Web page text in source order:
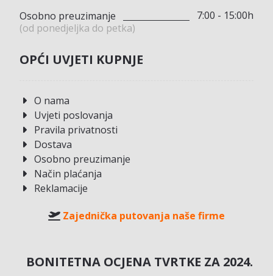
Osobno preuzimanje
(od ponedjeljka do petka)
7:00 - 15:00h
OPĆI UVJETI KUPNJE
O nama
Uvjeti poslovanja
Pravila privatnosti
Dostava
Osobno preuzimanje
Način plaćanja
Reklamacije
Zajednička putovanja naše firme
BONITETNA OCJENA TVRTKE ZA 2024.